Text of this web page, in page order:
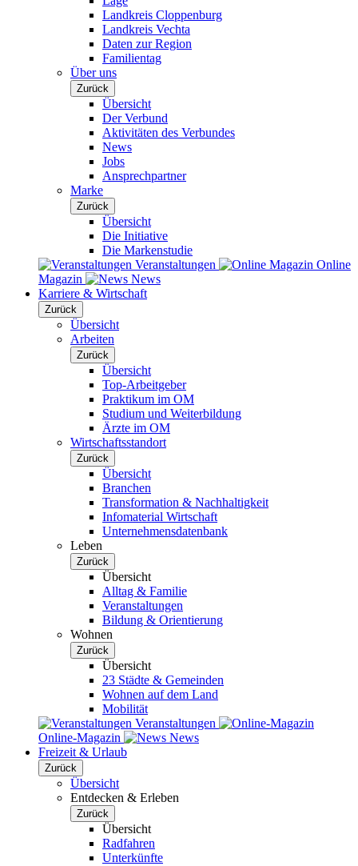
Landkreis Cloppenburg
Landkreis Vechta
Daten zur Region
Familientag
Über uns
Zurück
Übersicht
Der Verbund
Aktivitäten des Verbundes
News
Jobs
Ansprechpartner
Marke
Zurück
Übersicht
Die Initiative
Die Markenstudie
Veranstaltungen
Online
Magazin
News
Karriere & Wirtschaft
Zurück
Übersicht
Arbeiten
Zurück
Übersicht
Top-Arbeitgeber
Praktikum im OM
Studium und Weiterbildung
Ärzte im OM
Wirtschaftsstandort
Zurück
Übersicht
Branchen
Transformation & Nachhaltigkeit
Infomaterial Wirtschaft
Unternehmensdatenbank
Leben
Zurück
Übersicht
Alltag & Familie
Veranstaltungen
Bildung & Orientierung
Wohnen
Zurück
Übersicht
23 Städte & Gemeinden
Wohnen auf dem Land
Mobilität
Veranstaltungen
Online-Magazin
News
Freizeit & Urlaub
Zurück
Übersicht
Entdecken & Erleben
Zurück
Übersicht
Radfahren
Unterkünfte